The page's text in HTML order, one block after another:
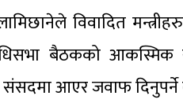
लामिछानेले विवादित
बैठकको आकस्मिक
आएर जवाफ दिनुपर्ने